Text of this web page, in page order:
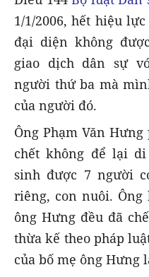
1/1/2006, hết hiệu
đại diện không
giao dịch dân sự
người thứ ba mà
của người đó.
Ông Phạm Văn
chết không để lại
sinh được 7 người
riêng, con nuôi. Ông
ông Hưng đều đã
thừa kế theo pháp
của bố mẹ ông Hưng